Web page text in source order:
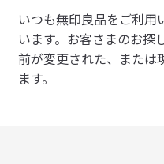
ト
ス
ト
ア
いつも無印良品をご利用
います。 お客さまのお探
前が変更された、または
ます。